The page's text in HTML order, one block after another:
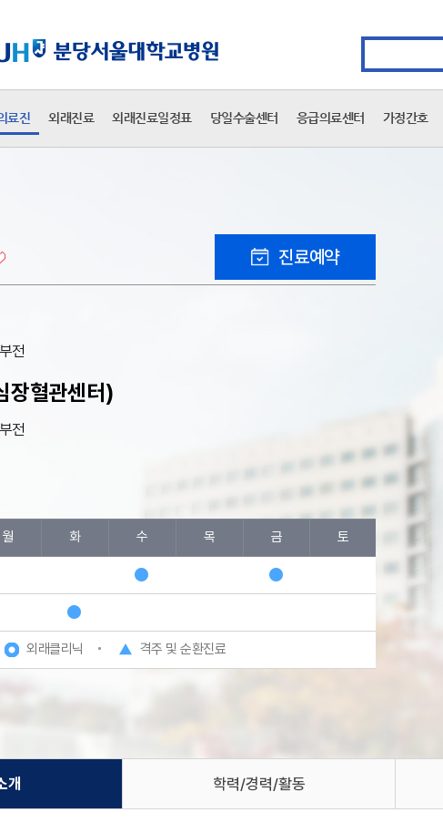
료진 외래진료 외래진료일정표 당일수술센터 응급의료센터 가정간호
진료예약
전
장혈관센터)
전
월 화 수 목 금 토
외래클리닉 격주 및 순환진료
개 학력/경력/활동